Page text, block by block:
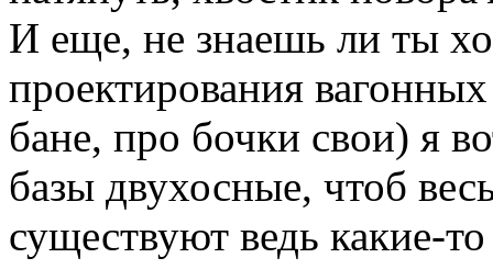
И еще, не знаешь ли ты
проектирования
бане, про бочки свои) я
базы двухосные, чтоб
существуют ведь какие-то